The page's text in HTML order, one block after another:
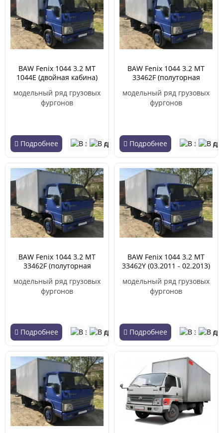
BAW Fenix 1044 3.2 MT
1044Е (двойная кабина)
модельный ряд грузовых
фургонов
Подробнее
BAW Fenix 1044 3.2 MT
33462F (полуторная
модельный ряд грузовых
фургонов
Подробнее
BAW Fenix 1044 3.2 MT
33462F (полуторная
(03.2011 - 02.2013)
модельный ряд грузовых
фургонов
Подробнее
BAW Fenix 1044 3.2 MT
33462Y (03.2011 - 02.2013)
модельный ряд грузовых
фургонов
Подробнее